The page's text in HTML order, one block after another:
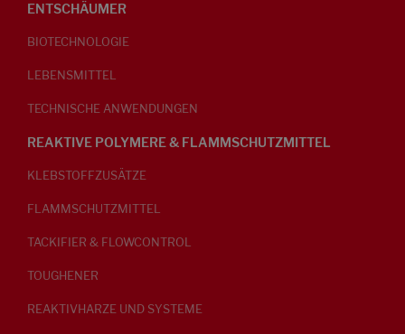
ENTSCHÄUMER
BIOTECHNOLOGIE
LEBENSMITTEL
TECHNISCHE ANWENDUNGEN
REAKTIVE POLYMERE & FLAMMSCHUTZMITTEL
KLEBSTOFFZUSÄTZE
FLAMMSCHUTZMITTEL
TACKIFIER & FLOWCONTROL
TOUGHENER
REAKTIVHARZE UND SYSTEME